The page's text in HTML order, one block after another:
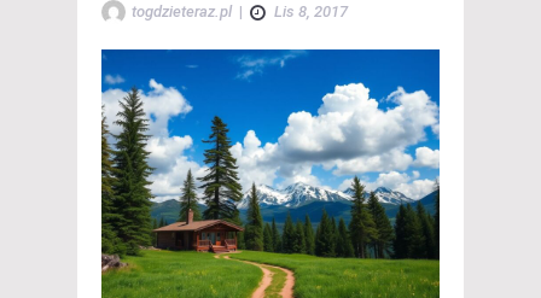
togdzieteraz.pl | Lis 8, 2017